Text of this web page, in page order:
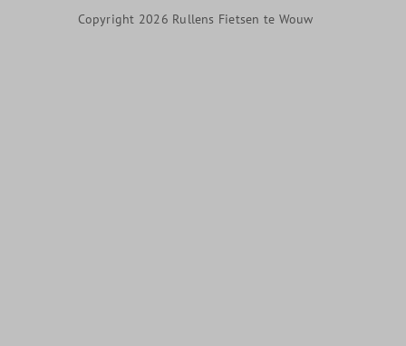
Copyright 2026 Rullens Fietsen te Wouw